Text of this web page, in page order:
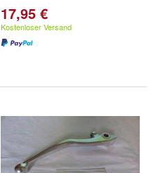
17,95 €
Kostenloser Versand